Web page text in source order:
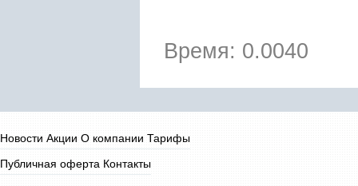
Время: 0.0040
Новости Акции О компании Тарифы
Публичная оферта Контакты